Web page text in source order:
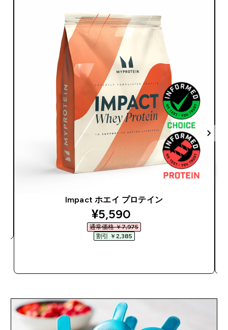
Impact ホエイ プロテイン
discounted price
¥5,590‎
通常価格 ￥7,975‎
割引 ￥2,385‎